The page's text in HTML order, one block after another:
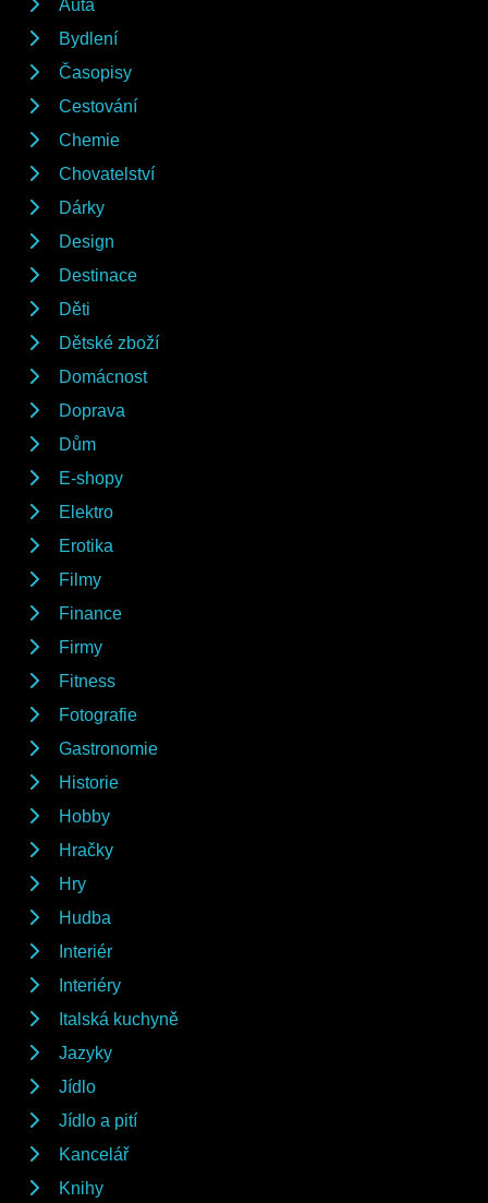
Auta
Bydlení
Časopisy
Cestování
Chemie
Chovatelství
Dárky
Design
Destinace
Děti
Dětské zboží
Domácnost
Doprava
Dům
E-shopy
Elektro
Erotika
Filmy
Finance
Firmy
Fitness
Fotografie
Gastronomie
Historie
Hobby
Hračky
Hry
Hudba
Interiér
Interiéry
Italská kuchyně
Jazyky
Jídlo
Jídlo a pití
Kancelář
Knihy